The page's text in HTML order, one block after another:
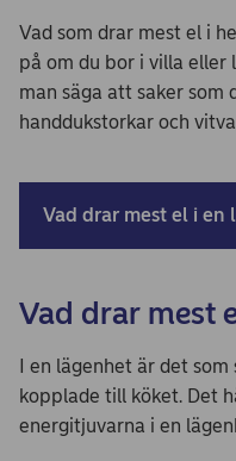
Vad som drar mest el i
på om du bor i villa eller
man säga att saker som
handdukstorkar och
Vad drar mest el i en
Vad drar mest
I en lägenhet är det
kopplade till köket. Det
energitjuvarna i en